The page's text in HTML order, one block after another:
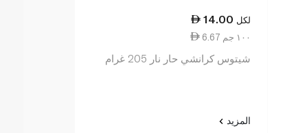
14.00 لكل
6.67 ١٠٠ جم
شيتوس كرانشي حار نار 205 غرام
المزيد